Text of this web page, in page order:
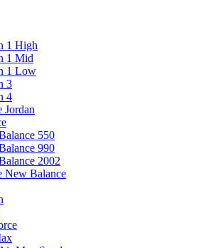
1 High
1 Mid
1 Low
3
4
Jordan
550
990
2002
New Balance